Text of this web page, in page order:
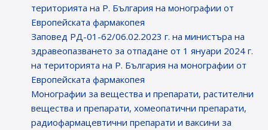
територията на Р. България на монографии от
Европейската фармакопея
Заповед РД-01-62/06.02.2023 г. на министъра на
здравеопазването за отпадане от 1 януари 2024 г.
на територията на Р. България на монографии от
Европейската фармакопея
Монографии за вещества и препарати, растителни
вещества и препарати, хомеопатични препарати,
радиофармацевтични препарати и ваксини за